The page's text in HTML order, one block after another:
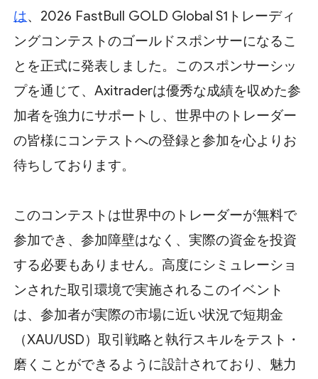
は、2026 FastBull GOLD Global S1トレーディ
ングコンテストのゴールドスポンサーになるこ
とを正式に発表しました。このスポンサーシッ
プを通じて、Axitraderは優秀な成績を収めた参
加者を強力にサポートし、世界中のトレーダー
の皆様にコンテストへの登録と参加を心よりお
待ちしております。
このコンテストは世界中のトレーダーが無料で
参加でき、参加障壁はなく、実際の資金を投資
する必要もありません。高度にシミュレーショ
ンされた取引環境で実施されるこのイベント
は、参加者が実際の市場に近い状況で短期金
（XAU/USD）取引戦略と執行スキルをテスト・
磨くことができるように設計されており、魅力